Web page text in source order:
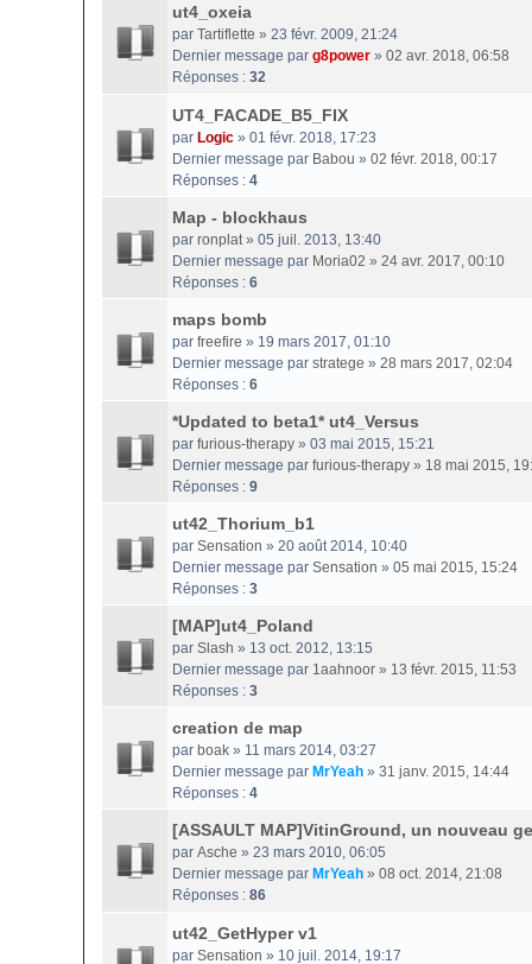
ut4_oxeia
par Tartiflette » 23 févr. 2009, 21:24
Dernier message par g8power » 02 avr. 2018, 06:58
Réponses : 32
UT4_FACADE_B5_FIX
par Logic » 01 févr. 2018, 17:23
Dernier message par Babou » 02 févr. 2018, 00:17
Réponses : 4
Map - blockhaus
par ronplat» 05 juil. 2013, 13:40
Dernier message par Moria02 » 24 avr. 2017, 00:10
Réponses : 6
maps bomb
par freefire » 19 mars 2017, 01:10
Dernier message par stratege » 28 mars 2017, 02:04
Réponses : 6
*Updated to beta1* ut4_Versus
par furious-therapy » 03 mai 2015, 15:21
Dernier message par furious-therapy » 18 mai 2015,
Réponses : 9
ut42_Thorium_b1
par Sensation » 20 août 2014, 10:40
Dernier message par Sensation » 05 mai 2015, 15:24
Réponses : 3
[MAP]ut4_Poland
par Slash » 13 oct. 2012, 13:15
Dernier message par 1aahnoor » 13 févr. 2015, 11:53
Réponses : 3
creation de map
par boak » 11 mars 2014, 03:27
Dernier message par MrYeah » 31 janv. 2015, 14:44
Réponses : 4
[ASSAULT MAP]VitinGround, un nouveau
par Asche » 23 mars 2010, 06:05
Dernier message par MrYeah » 08 oct. 2014, 21:08
Réponses : 86
ut42_GetHyper v1
par Sensation » 10 juil. 2014, 19:17